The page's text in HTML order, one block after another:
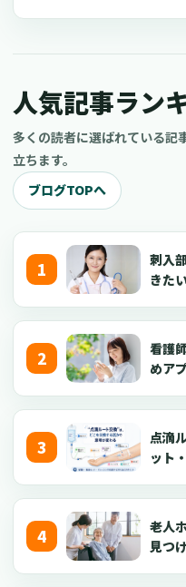
看護師がYouTube副業を成
に興味がある一般の方もぜ
人気記事ラン
多くの読者に選ばれている記
立ちます。
ブログTOPへ
刺入
きた
看護
めア
点滴
ット
老人
見つ